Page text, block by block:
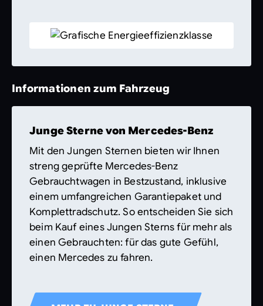
Informationen zum Fahrzeug
Junge Sterne von Mercedes-Benz
Mit den Jungen Sternen bieten wir Ihnen
streng geprüfte Mercedes-Benz
Gebrauchtwagen in Bestzustand, inklusive
einem umfangreichen Garantiepaket und
Komplettradschutz. So entscheiden Sie sich
beim Kauf eines Jungen Sterns für mehr als
einen Gebrauchten: für das gute Gefühl,
einen Mercedes zu fahren.